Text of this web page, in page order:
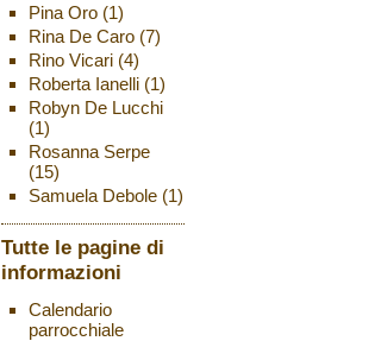
Pina Oro(1)
Rina De Caro(7)
Rino Vicari(4)
Roberta Ianelli(1)
Robyn De Lucchi
(1)
Rosanna Serpe
(15)
Samuela Debole(1)
Tutte le pagine di
informazioni
Calendario
parrocchiale